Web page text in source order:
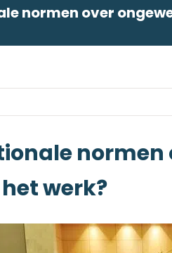
normen over
normen
werk?